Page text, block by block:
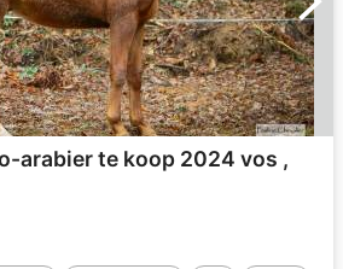
arabier te koop 2024 vos ,